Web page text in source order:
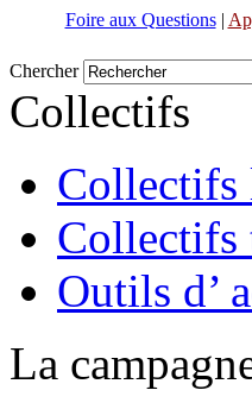
Foire aux Questions|
Chercher
Collectifs
Collectifs
Collectifs
Outils d’
La